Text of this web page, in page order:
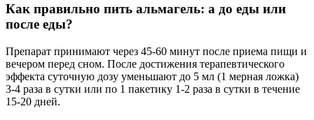
Как правильно пить альмагель: а до еды или
после еды?
Препарат принимают через 45-60 минут после приема пищи и
вечером перед сном. После достижения терапевтического
эффекта суточную дозу уменьшают до 5 мл (1 мерная ложка)
3-4 раза в сутки или по 1 пакетику 1-2 раза в сутки в течение
15-20 дней.